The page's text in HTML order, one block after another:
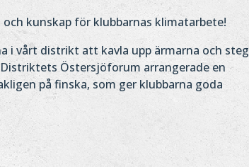
kunskap för klubbarnas klimatarbete!
i vårt distrikt att kavla upp ärmarna och steg
Östersjöforum arrangerade en
på finska, som ger klubbarna goda